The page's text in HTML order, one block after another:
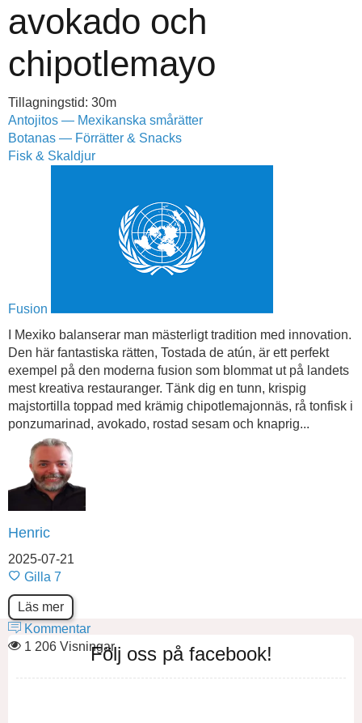
avokado och
chipotlemayo
Tillagningstid: 30m
Antojitos — Mexikanska smårätter
Botanas — Förrätter & Snacks
Fisk & Skaldjur
Fusion
I Mexiko balanserar man mästerligt tradition med innovation.
Den här fantastiska rätten, Tostada de atún, är ett perfekt
exempel på den moderna fusion som blommat ut på landets
mest kreativa restauranger. Tänk dig en tunn, krispig
majstortilla toppad med krämig chipotlemajonnäs, rå tonfisk i
ponzumarinad, avokado, rostad sesam och knaprig...
Henric
2025-07-21
Gilla 7
Läs mer
Kommentar
1 206 VisningarFölj oss på facebook!